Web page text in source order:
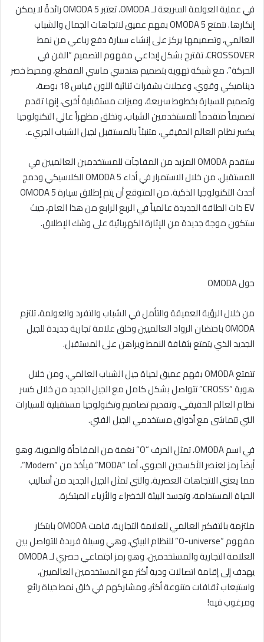
في عملية العولمة السريعة لـ OMODA، تعتبر OMODA 5 رائدةً لا يمكن
إنكارها. تتمتع OMODA 5 بفهم عميق لاتجاهات الجمال والشباب
العالمي، وتصميمها يركز على إنشاء سيارة دفع رباعي من نمط
CROSSOVER، تقترح بشكل إبداعي مفهوم التصميم “الفن في
الحركة”، مع شبكة تهوية بتصميم هندسي ماسي المقطع، ومحيط خصر
ديناميكي وقوي، وعجلات بشفرات ثنائية اللون قياس 18 بوصة،
وتصميم للسيارة بخطوط سريعة، وميزات مستقبلية أخرى، إنها تقدم
تصميماً متقدماً للمستخدمين الشباب، وتخلق مظهراً عالي التكنولوجيا
يكسر نظام العالم الحقيقي، متنبئاً بالمستقبل لجيل الشباب الجريء.
ستقدم OMODA المزيد من المفاجآت للمستخدمين العالميين في
المستقبل، من خلال الاستمرار في أداء OMODA 5 الكلاسيكي ودمج
أحدث التكنولوجيا الذكية. من المتوقع أن يتم إطلاق سيارة OMODA 5
EV ذات الطاقة الجديدة عالمياً في الربع الرابع من هذا العام، حيث
ستكون موجة جديدة من الإثارة الكهربائية على وشك الإطلاق.
حول OMODA
من خلال الرؤية العميقة والتأمل في الشباب والتفرد والعولمة، تلتزم
OMODA باحتضان الرواد العالميين وخلق علامة تجارية جديدة للجيل
الجديد الذي يتمتع بثقافة النمط ويراهن على المستقبل.
تتمتع OMODA بفهم عميق لحياة جيل الشباب العالمي، ومن خلال
هوية “CROSS” تتواصل بشكل كامل مع الجيل الجديد من خلال كسر
نظام العالم الحقيقي، وتقديم تصاميم وتكنولوجيا مستقبلية للسيارات
التي تتماشى مع أذواق مستخدمي الجيل الفتي.
في اسم OMODA، تمثل الحرف “O” نغمة من المفاجأة والحيوية، وهو
أيضاً رمز لعنصر الأكسجين الحيوي، أما “MODA” فيأخذ من “Modern”،
مما يعني الاتجاهات العصرية، والتي تمثل الجيل الجديد من أساليب
الحياة المستدامة، وتجسد البيئة الخضراء والأزياء المبتكرة.
ملتزمة بالتفكير العالمي للعلامة التجارية، قامت OMODA بابتكار
مفهوم “O-universe” للنظام البيئي، وهي وسيلة فريدة للتواصل بين
العلامة التجارية والمستخدمين، وهو رمز اجتماعي حصري لـ OMODA
يهدف إلى إقامة اتصالات ودية أكثر مع المستخدمين العالميين،
واستيعاب ثقافات متنوعة أكثر، ومشاركهم في خلق نمط حياة رائع
ومرغوب فيه!